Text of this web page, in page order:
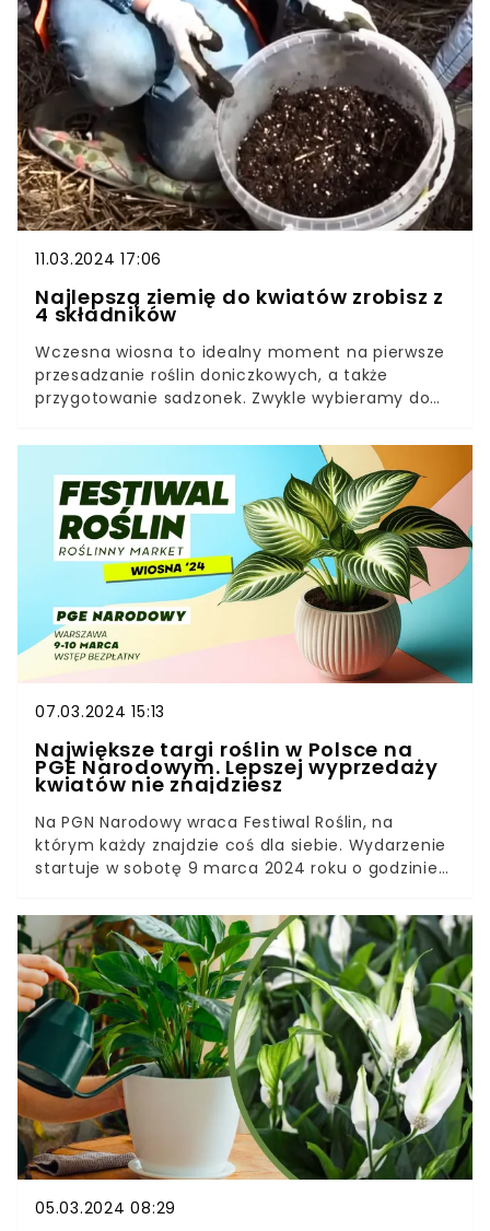
czosnek. Najlepszą odżywkę do storczyków
przygotujesz jednak z innych produktów, które
masz w kuchni. Storczyki nie tylko wypuszczają
nowe kwiaty, ale i ich liście pięknie błyszczą.
11.03.2024 17:06
Najlepszą ziemię do kwiatów zrobisz z
4 składników
Wczesna wiosna to idealny moment na pierwsze
przesadzanie roślin doniczkowych, a także
przygotowanie sadzonek. Zwykle wybieramy do
najlepszą opcją.Ziemie w sklepach są
produkowane w różny sposób. Możemy znaleźć
mieszanki do konkretnych rodzajów rośliny,
jednak najlepszą ziemię zrobimy sami. Sprawdź,
jak przygotować idealną glebę do kwiatów
doniczkowych.
07.03.2024 15:13
Największe targi roślin w Polsce na
PGE Narodowym. Lepszej wyprzedaży
kwiatów nie znajdziesz
Na PGN Narodowy wraca Festiwal Roślin, na
którym każdy znajdzie coś dla siebie. Wydarzenie
startuje w sobotę 9 marca 2024 roku o godzinie
przegapić.W tym roku na Festiwalu Roślin
znajdziemy naprawdę sporo okazów.
Organizatorzy zapowiadają, że możemy liczyć nie
tylko na ogromne promocje. Znajdzie się też coś
dla fanów unikatowych okazów.
05.03.2024 08:29